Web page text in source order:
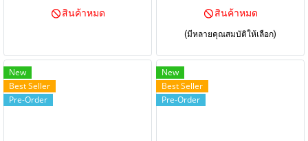
สินค้าหมด สินค้าหมด
(มีหลายคุณสมบัติให้เลือก)
New
Best Seller
Pre-Order
New
Best Seller
Pre-Order